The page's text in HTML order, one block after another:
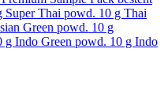
Super Thai powd. 10 g Thai
Green powd. 10 g
g Indo Green powd. 10 g Indo